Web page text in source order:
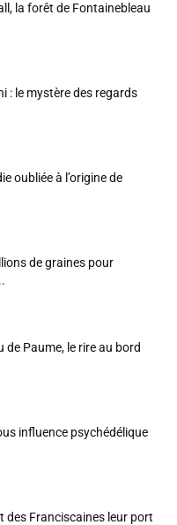
la forêt de Fontainebleau
: le mystère des regards
oubliée à l’origine de
de graines pour
de Paume, le rire au bord
influence psychédélique
des Franciscaines leur port